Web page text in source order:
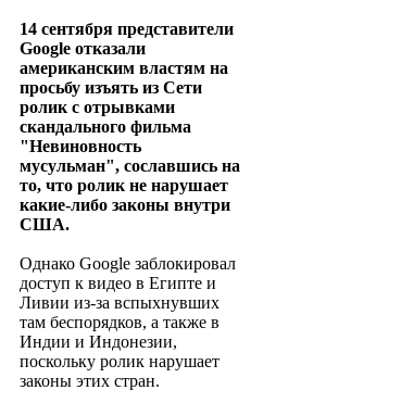
14 сентября представители
Google отказали
американским властям на
просьбу изъять из Сети
ролик с отрывками
скандального фильма
"Невиновность
мусульман", сославшись на
то, что ролик не нарушает
какие-либо законы внутри
США.
Однако Google заблокировал
доступ к видео в Египте и
Ливии из-за вспыхнувших
там беспорядков, а также в
Индии и Индонезии,
поскольку ролик нарушает
законы этих стран.